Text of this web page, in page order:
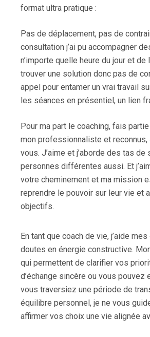
format ultra pratique :
Pas de déplacement, pas de
consultation j’ai pu accompagner
n’importe quelle heure du jour et
trouver une solution donc pas de
appel pour entamer un vrai travail
les séances en présentiel, un lien
Pour ma part le coaching, fais
mon professionnaliste et
vous. J’aime et j’aborde des tas
personnes différentes aussi. Et
votre cheminement et ma mission
reprendre le pouvoir sur leur vie et
objectifs.
En tant que coach de vie, j’aide
doutes en énergie constructive.
qui permettent de clarifier vos
d’échange sincère ou vous
vous traversiez une période de
équilibre personnel, je ne vous
affirmer vos choix une vie alignée